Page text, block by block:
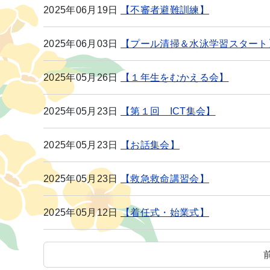
2025年06月19日 【不審者避難訓練】
2025年06月03日 【プール清掃＆水泳学習スタート
2025年05月26日 【１年生をむかえる会】
2025年05月23日 【第１回 ICT集会】
2025年05月23日 【お話集会】
2025年05月23日 【救急救命講習会】
2025年05月12日 【着任式・始業式】